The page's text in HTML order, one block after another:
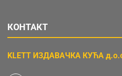
КОНТАКТ
KLETT ИЗДАВАЧКА КУЋА